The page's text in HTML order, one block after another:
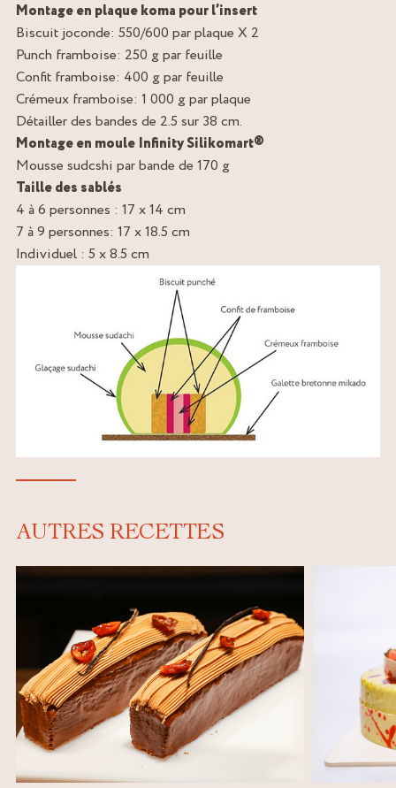
Montage en plaque koma pour l’insert
Biscuit joconde: 550/600 par plaque X 2
Punch framboise: 250 g par feuille
Confit framboise: 400 g par feuille
Crémeux framboise: 1 000 g par plaque
Détailler des bandes de 2.5 sur 38 cm.
Montage en moule Infinity Silikomart®
Mousse sudcshi par bande de 170 g
Taille des sablés
4 à 6 personnes : 17 x 14 cm
7 à 9 personnes: 17 x 18.5 cm
Individuel : 5 x 8.5 cm
AUTRES RECETTES